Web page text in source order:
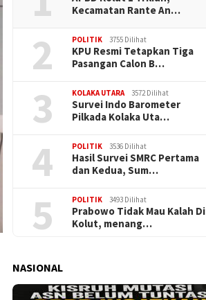
Kecamatan Rante An…
2 POLITIK 3755 Dilihat
KPU Resmi Tetapkan Tiga
Pasangan Calon B…
3 KOLAKA UTARA 3572 Dilihat
Survei Indo Barometer
Pilkada Kolaka Uta…
4 POLITIK 3536 Dilihat
Hasil Survei SMRC Pertama
dan Kedua, Sum…
5 POLITIK 3493 Dilihat
Prabowo Tidak Mau Kalah Di
Kolut, menang…
NASIONAL